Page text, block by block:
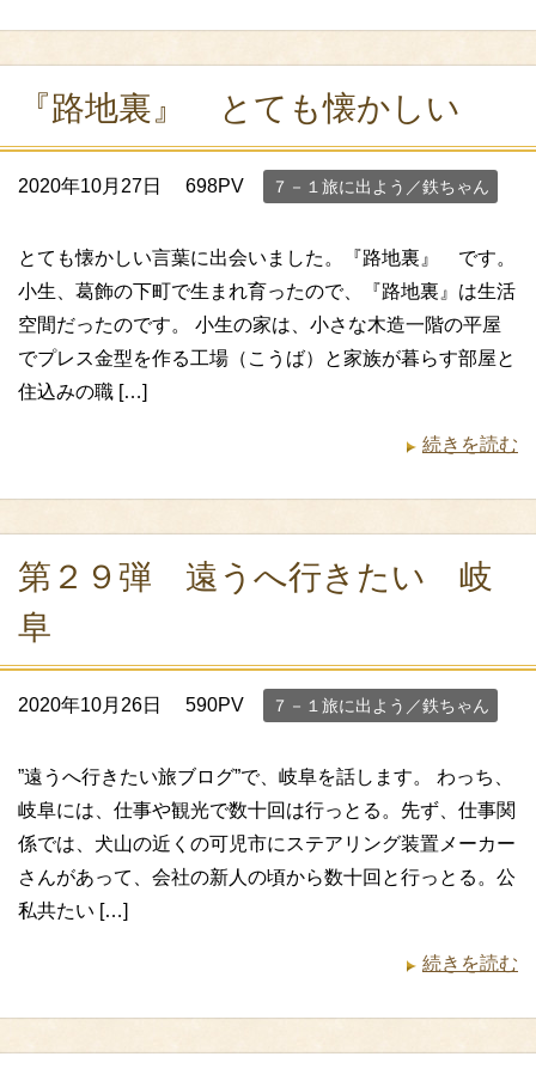
『路地裏』 とても懐かしい
2020年10月27日 698PV ７－１旅に出よう／鉄ちゃん
とても懐かしい言葉に出会いました。『路地裏』 です。
小生、葛飾の下町で生まれ育ったので、『路地裏』は生活
空間だったのです。 小生の家は、小さな木造一階の平屋
でプレス金型を作る工場（こうば）と家族が暮らす部屋と
住込みの職 […]
続きを読む
第２９弾 遠うへ行きたい 岐
阜
2020年10月26日 590PV ７－１旅に出よう／鉄ちゃん
”遠うへ行きたい旅ブログ”で、岐阜を話します。 わっち、
岐阜には、仕事や観光で数十回は行っとる。先ず、仕事関
係では、犬山の近くの可児市にステアリング装置メーカー
さんがあって、会社の新人の頃から数十回と行っとる。公
私共たい […]
続きを読む